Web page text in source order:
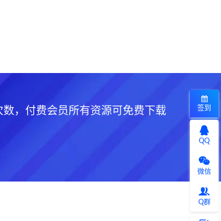
，付费会员所有资源可免费下载 签到
QQ
微信
Q群